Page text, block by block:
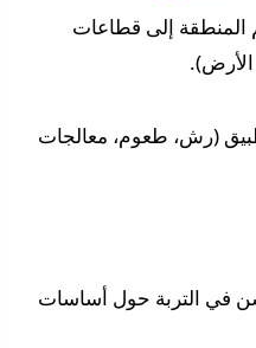
إلى قطاعات
الأرض).
(رش، طعوم، معالجات
في التربة حول أساسات